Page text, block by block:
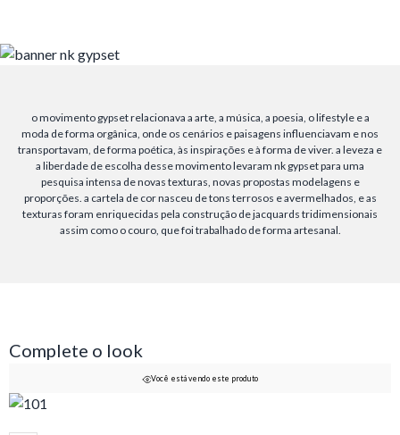
o movimento gypset relacionava a arte, a música, a poesia, o lifestyle e a
moda de forma orgânica, onde os cenários e paisagens influenciavam e nos
transportavam, de forma poética, às inspirações e à forma de viver. a leveza e
a liberdade de escolha desse movimento levaram nk gypset para uma
pesquisa intensa de novas texturas, novas propostas modelagens e
proporções. a cartela de cor nasceu de tons terrosos e avermelhados, e as
texturas foram enriquecidas pela construção de jacquards tridimensionais
assim como o couro, que foi trabalhado de forma artesanal.
Complete o look
Você está vendo este produto